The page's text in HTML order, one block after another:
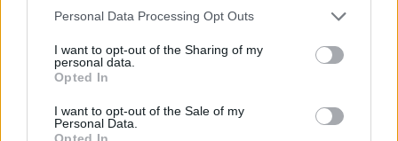
Personal Data Processing Opt Outs
I want to opt-out of the Sharing of my
personal data.
Opted In
I want to opt-out of the Sale of my
Personal Data.
Opted In
en Streaming ⚽🍿🏀